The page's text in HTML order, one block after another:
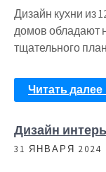
Дизайн кухни из
домов обладают
тщательного
Читать
Дизайн
31 ЯНВАРЯ 2024